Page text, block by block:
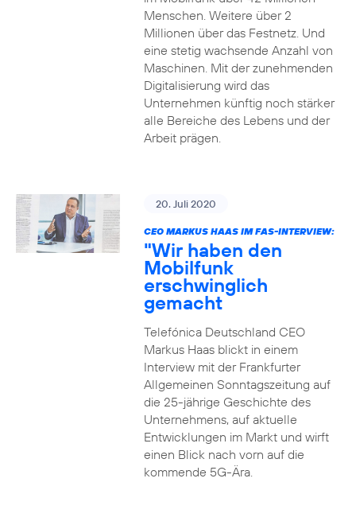
Menschen. Weitere über 2
Millionen über das Festnetz. Und
eine stetig wachsende Anzahl von
Maschinen. Mit der zunehmenden
Digitalisierung wird das
Unternehmen künftig noch stärker
alle Bereiche des Lebens und der
Arbeit prägen.
20. Juli 2020
CEO MARKUS HAAS IM FAS-INTERVIEW:
"Wir haben den
Mobilfunk
erschwinglich
gemacht
Telefónica Deutschland CEO
Markus Haas blickt in einem
Interview mit der Frankfurter
Allgemeinen Sonntagszeitung auf
die 25-jährige Geschichte des
Unternehmens, auf aktuelle
Entwicklungen im Markt und wirft
einen Blick nach vorn auf die
kommende 5G-Ära.